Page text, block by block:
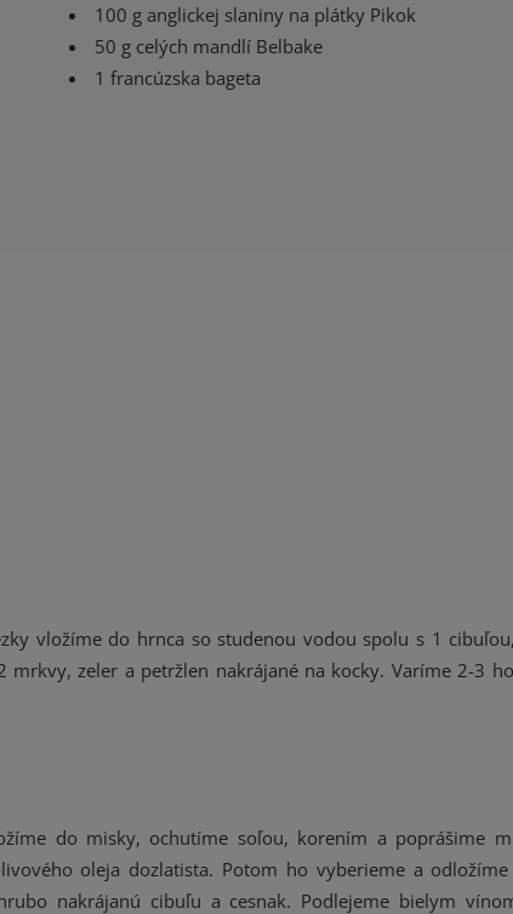
100 g anglickej slaniny na plátky Pikok
50 g celých mandlí Belbake
1 francúzska bageta
vložíme do hrnca so studenou vodou spolu s 1
zeler a petržlen nakrájané na kocky. Varíme 2-3
do misky, ochutíme soľou, korením a poprášime
oleja dozlatista. Potom ho vyberieme a
nakrájanú cibuľu a cesnak. Podlejeme bielym